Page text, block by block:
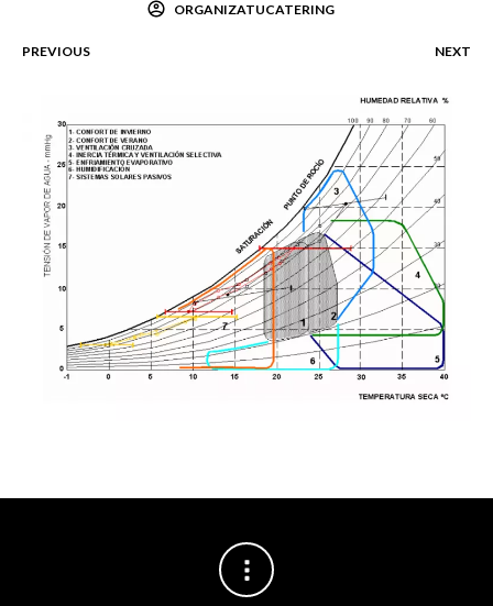
ORGANIZATUCATERING
PREVIOUS NEXT